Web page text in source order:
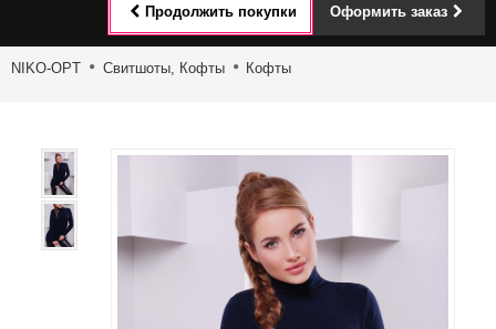
Продолжить покупки Оформить заказ
NIKO-OPT Свитшоты, Кофты Кофты